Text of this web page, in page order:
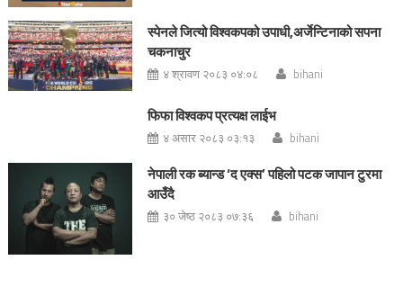
स्पेनले जित्यो विश्वकपको उपाधी,अर्जेन्टिनाको सपना
चकनाचुर
४ श्रावण २०८३ ०४:०८ bihani
फिफा विश्वकप प्रत्यक्ष लाईभ
४ असार २०८३ ०३:१३ bihani
नेपाली रक ब्यान्ड ‘द एक्स’ पहिलो पटक जापान टुरमा
आउँदै
३० जेष्ठ २०८३ ०७:३६ bihani